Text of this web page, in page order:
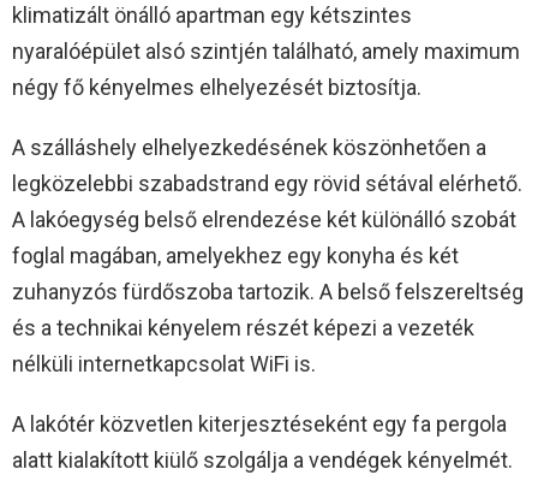
klimatizált önálló apartman egy kétszintes
nyaralóépület alsó szintjén található, amely maximum
négy fő kényelmes elhelyezését biztosítja.
A szálláshely elhelyezkedésének köszönhetően a
legközelebbi szabadstrand egy rövid sétával elérhető.
A lakóegység belső elrendezése két különálló szobát
foglal magában, amelyekhez egy konyha és két
zuhanyzós fürdőszoba tartozik. A belső felszereltség
és a technikai kényelem részét képezi a vezeték
nélküli internetkapcsolat WiFi is.
A lakótér közvetlen kiterjesztéseként egy fa pergola
alatt kialakított kiülő szolgálja a vendégek kényelmét.